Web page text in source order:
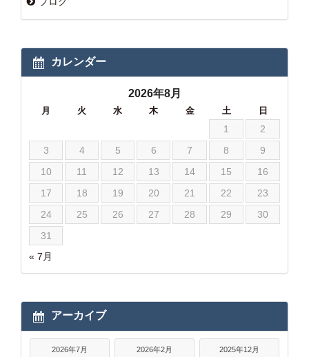
カレンダー
2026年8月
月 火 水 木 金 土 日
« 7月
1
2
3
4 5 6 7 8
9
10
11 12 13 14 15
16
17
18 19 20 21 22
23
24
25 26 27 28 29
30
31
アーカイブ
2026年7月 2026年2月 2025年12月